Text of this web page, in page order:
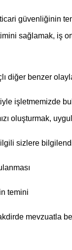
güvenliğinin
sağlamak, iş
diğer benzer
işletmemizde
oluşturmak,
sizlere
temini
mevzuatla